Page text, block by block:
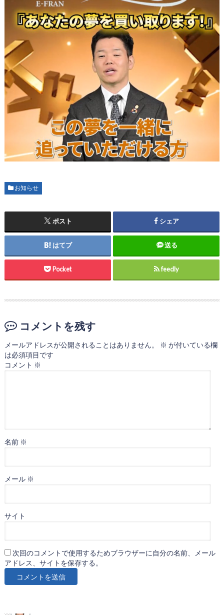
お知らせ
ポスト シェア
はてブ 送る
Pocket feedly
コメントを残す
メールアドレスが公開されることはありません。 ※ が付いている欄
は必須項目です
コメント ※
名前 ※
メール ※
サイト
次回のコメントで使用するためブラウザーに自分の名前、メール
アドレス、サイトを保存する。